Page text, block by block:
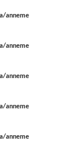
anneme
anneme
anneme
anneme
anneme